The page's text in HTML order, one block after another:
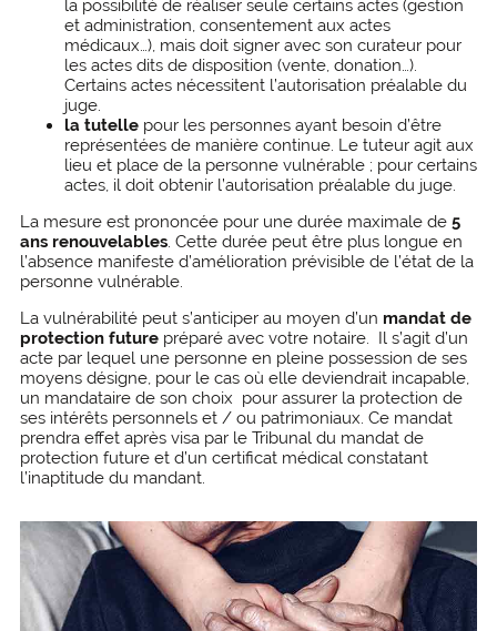
la possibilité de réaliser seule certains actes (gestion
et administration, consentement aux actes
médicaux…), mais doit signer avec son curateur pour
les actes dits de disposition (vente, donation…).
Certains actes nécessitent l’autorisation préalable du
juge.
la tutellepour les personnes ayant besoin d’être
représentées de manière continue. Le tuteur agit aux
lieu et place de la personne vulnérable ; pour certains
actes, il doit obtenir l’autorisation préalable du juge.
La mesure est prononcée pour une durée maximale de 5
ans renouvelables. Cette durée peut être plus longue en
l’absence manifeste d’amélioration prévisible de l’état de la
personne vulnérable.
La vulnérabilité peut s’anticiper au moyen d’un mandat de
protection futurepréparé avec votre notaire. Il s’agit d’un
acte par lequel une personne en pleine possession de ses
moyens désigne, pour le cas où elle deviendrait incapable,
un mandataire de son choix pour assurer la protection de
ses intérêts personnels et / ou patrimoniaux. Ce mandat
prendra effet après visa par le Tribunal du mandat de
protection future et d’un certificat médical constatant
l’inaptitude du mandant.